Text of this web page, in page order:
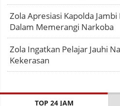
Zola Apresiasi Kapolda
Dalam Memerangi Narkoba
Zola Ingatkan Pelajar Jauhi
Kekerasan
TOP 24 JAM